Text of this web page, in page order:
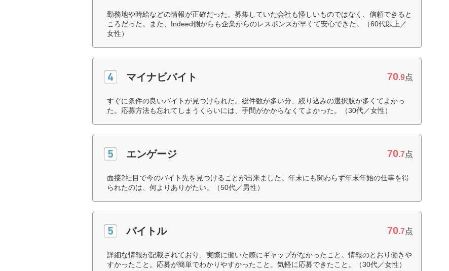
勤務地や時給などの情報が正確だった。募集していた会社も怪しいものではなく、信頼できると
ころだった。また、Indeed側からも企業からのレスポンスが早くて安心できた。（60代以上／
女性）
マイナビバイト 70.9点
すぐに条件の良いバイトが見つけられた。総件数が多い分、絞り込みの選択肢が多くてよかっ
た。応募方法も忘れてしまうくらいには、手間がかからなくてよかった。（30代／女性）
エンゲージ 70.7点
面接2社目で今のバイト先を見つけることが出来ました。年末にも関わらず年末年始の仕事を得
られたのは、何よりありがたい。（50代／男性）
バイトル 70.7点
詳細な情報が記載されており、実際に働いた際にギャップがなかったこと。情報のとおり働きや
すかったこと。応募が簡単でわかりやすかったこと。気軽に応募できたこと。（30代／女性）